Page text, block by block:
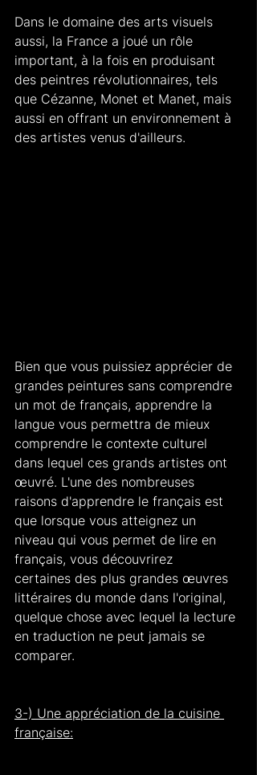
Dans le domaine des arts visuels
aussi, la France a joué un rôle
important, à la fois en produisant
des peintres révolutionnaires, tels
que Cézanne, Monet et Manet, mais
aussi en offrant un environnement à
des artistes venus d'ailleurs.
Bien que vous puissiez apprécier de
grandes peintures sans comprendre
un mot de français, apprendre la
langue vous permettra de mieux
comprendre le contexte culturel
dans lequel ces grands artistes ont
œuvré. L'une des nombreuses
raisons d'apprendre le français est
que lorsque vous atteignez un
niveau qui vous permet de lire en
français, vous découvrirez
certaines des plus grandes œuvres
littéraires du monde dans l'original,
quelque chose avec lequel la lecture
en traduction ne peut jamais se
comparer.
3-) Une appréciation de la cuisine
française: